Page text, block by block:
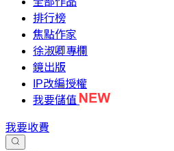
排行榜
焦點作家
徐淑卿專欄
鏡出版
IP改編授權
我要儲值
我要收費